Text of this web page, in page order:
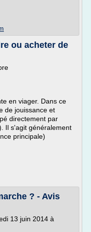
ou acheter de
en viager. Dans ce
de jouissance et
directement par
Il s'agit généralement
principale)
? - Avis
13 juin 2014 à